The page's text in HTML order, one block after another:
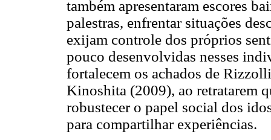
também apresentaram escores
palestras, enfrentar situações
exijam controle dos próprios
pouco desenvolvidas nesses
fortalecem os achados de
Kinoshita (2009), ao retratarem
robustecer o papel social dos
para compartilhar experiências.